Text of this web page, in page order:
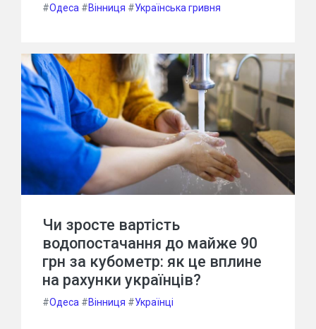
#Одеса #Вінниця #Українська гривня
Чи зросте вартість
водопостачання до майже 90
грн за кубометр: як це вплине
на рахунки українців?
#Одеса #Вінниця #Українці